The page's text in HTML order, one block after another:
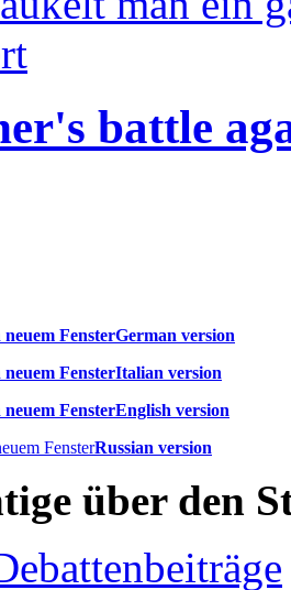
battle
German version
Italian version
English version
Russian version
über den